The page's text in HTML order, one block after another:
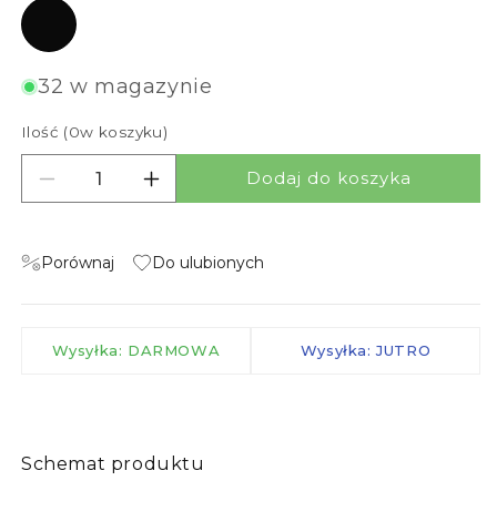
czarna
32 w magazynie
Ilość (0w koszyku)
Zmniejsz ilość dla DEJAVU SQ 14
Zwiększ ilość dla DEJAVU SQ 14
Dodaj do koszyka
Porównaj Do ulubionych
Wysyłka: DARMOWA Wysyłka: JUTRO
Schemat produktu